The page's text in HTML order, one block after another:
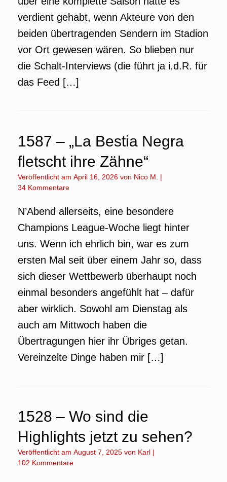
verdient gehabt, wenn Akteure von den
beiden übertragenden Sendern im Stadion
vor Ort gewesen wären. So blieben nur
die Schalt-Interviews (die führt ja i.d.R. für
das Feed […]
1587 – „La Bestia Negra
fletscht ihre Zähne“
Veröffentlicht am April 16, 2026 von Nico M.
|
34 Kommentare
N’Abend allerseits, eine besondere
Champions League-Woche liegt hinter
uns. Wenn ich ehrlich bin, war es zum
ersten Mal seit über einem Jahr so, dass
sich dieser Wettbewerb überhaupt noch
einmal besonders angefühlt hat – dafür
aber wirklich. Sowohl am Dienstag als
auch am Mittwoch haben die
Übertragungen hier ihr Übriges getan.
Vereinzelte Dinge haben mir […]
1528 – Wo sind die
Highlights jetzt zu sehen?
Veröffentlicht am August 7, 2025 von Karl |
102 Kommentare